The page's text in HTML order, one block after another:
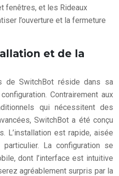
fenêtres, et les Rideaux
l’ouverture et la fermeture
et de la
de SwitchBot réside dans sa
Contrairement aux
qui nécessitent des
SwitchBot a été conçu
L’installation est rapide, aisée
La configuration se
dont l’interface est intuitive
agréablement surpris par la